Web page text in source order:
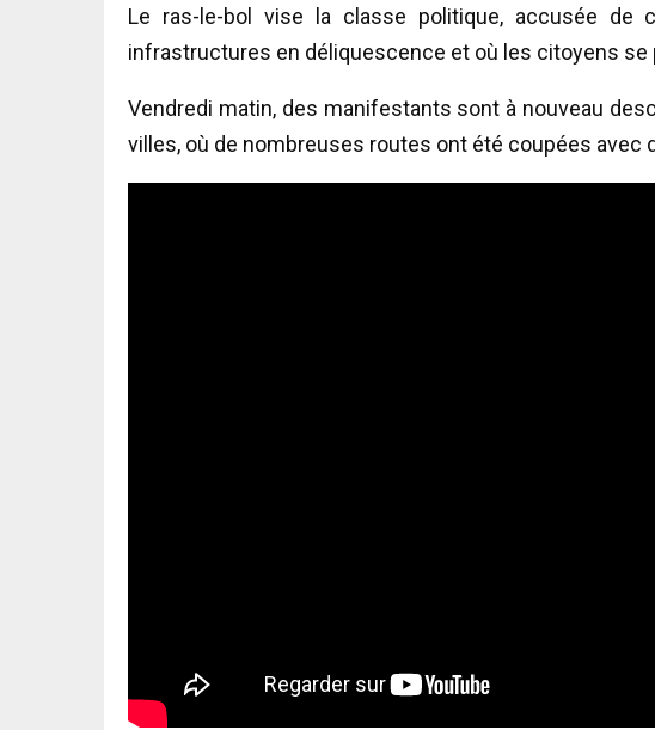
Le ras-le-bol vise la classe politique, accusée de
infrastructures en déliquescence et où les citoyens se
Vendredi matin, des manifestants sont à nouveau
villes, où de nombreuses routes ont été coupées avec